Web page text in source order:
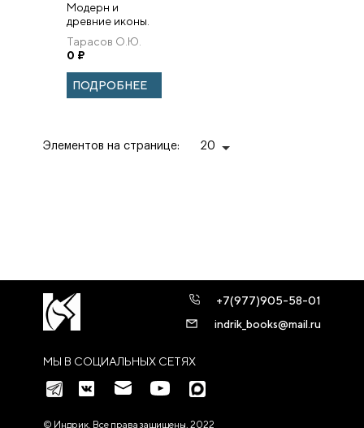
Модерн и
древние иконы.
От святыни к
шедевру.
Тарасов О.Ю.
0 ₽
ПОДРОБНЕЕ
Элементов на странице: 20
МЫ В СОЦИАЛЬНЫХ СЕТЯХ
+7(977)905-58-01
indrik_books@mail.ru
© Индрик. Все права защищены, 2022